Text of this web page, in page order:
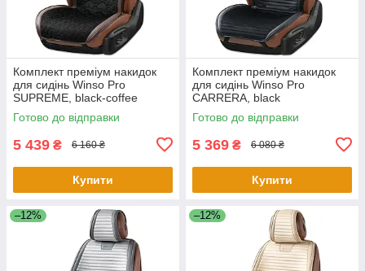
Комплект преміум накидок
для сидінь Winso Pro
SUPREME, black-coffee
Готово до відправки
5 439 ₴ 6 160 ₴
Купити
Комплект преміум накидок
для сидінь Winso Pro
СARRERA, black
Готово до відправки
5 369 ₴ 6 080 ₴
Купити
–12% –12%